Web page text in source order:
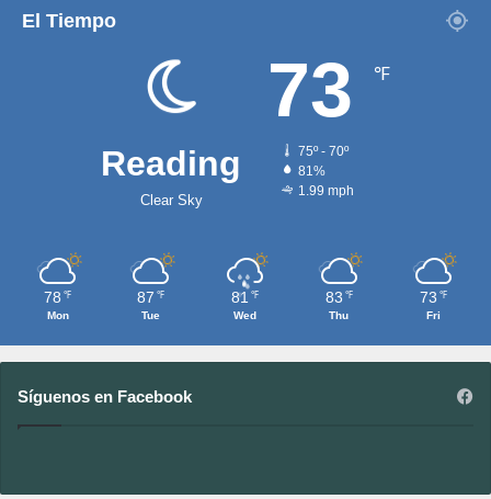
El Tiempo
Reading
Clear Sky
73 ℉
75º - 70º
81%
1.99 mph
78 ℉
Mon
87 ℉
Tue
81 ℉
Wed
83 ℉
Thu
73 ℉
Fri
Síguenos en Facebook